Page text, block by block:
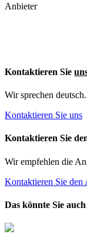
Anbieter
Kontaktieren Sie
Wir sprechen deutsch.
Kontaktieren Sie uns
Kontaktieren Sie
Wir empfehlen die
Kontaktieren Sie den
Das könnte Sie